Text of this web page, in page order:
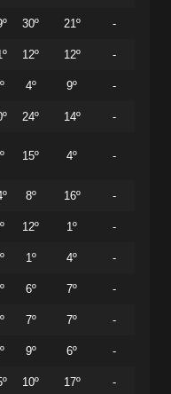
30º 21º -
12º 12º -
4º 9º -
24º 14º -
15º 4º -
8º 16º -
12º 1º -
1º 4º -
6º 7º -
7º 7º -
9º 6º -
10º 17º -